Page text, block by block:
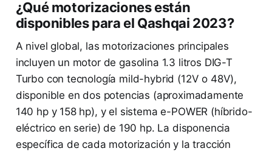
¿Qué motorizaciones están
disponibles para el Qashqai 2023?
A nivel global, las motorizaciones principales
incluyen un motor de gasolina 1.3 litros DIG-T
Turbo con tecnología mild-hybrid (12V o 48V),
disponible en dos potencias (aproximadamente
140 hp y 158 hp), y el sistema e-POWER (híbrido-
eléctrico en serie) de 190 hp. La disponencia
específica de cada motorización y la tracción